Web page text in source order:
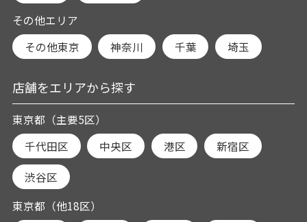
その他エリア
その他東京
神奈川 千葉 埼玉
店舗をエリアから探す
東京都（主要5区）
千代田区
中央区 港区 新宿区
渋谷区
東京都（他18区）